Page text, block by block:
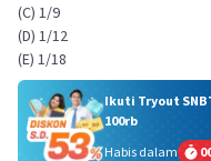
(C) 1/9
(D) 1/12
(E) 1/18
Ikuti Tryout
100rb
Habis dalam